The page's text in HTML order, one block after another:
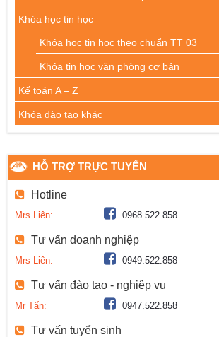
Khóa học tin học
Khóa học tin học theo chuẩn TT 03
Khóa tin học văn phòng cơ bản
Kế toán A – Z
Khóa đào tạo khác
HỖ TRỢ TRỰC TUYẾN
Hotline
Mrs Liên: 0968.522.858
Tư vấn doanh nghiệp
Mrs Liên: 0949.522.858
Tư vấn đào tạo - nghiệp vụ
Mr Tấn: 0947.522.858
Tư vấn tuyển sinh